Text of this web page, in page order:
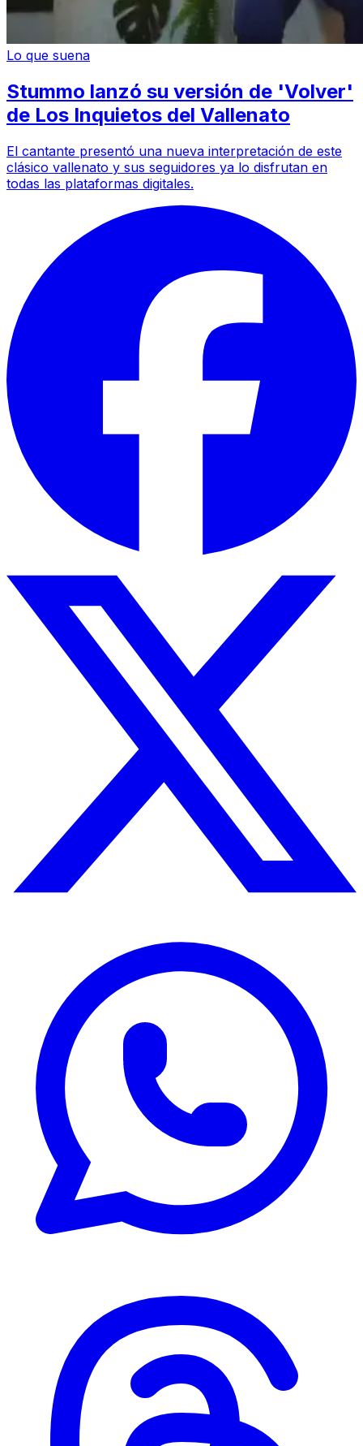
Lo que suena
Stummo lanzó su versión de 'Volver'
de Los Inquietos del Vallenato
El cantante presentó una nueva interpretación de este
clásico vallenato y sus seguidores ya lo disfrutan en
todas las plataformas digitales.